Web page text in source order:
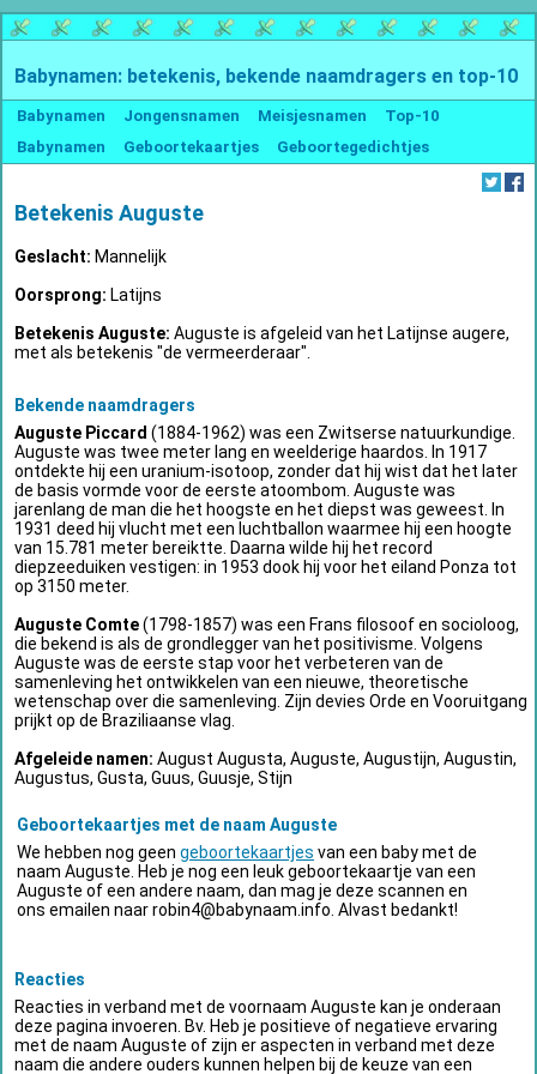
Babynamen: betekenis, bekende naamdragers en top-10
Babynamen Jongensnamen Meisjesnamen
Top-10
Babynamen
Geboortekaartjes Geboortegedichtjes
Betekenis Auguste
Geslacht: Mannelijk
Oorsprong: Latijns
Betekenis Auguste: Auguste is afgeleid van het Latijnse augere,
met als betekenis "de vermeerderaar".
Bekende naamdragers
Auguste Piccard (1884-1962) was een Zwitserse natuurkundige.
Auguste was twee meter lang en weelderige haardos. In 1917
ontdekte hij een uranium-isotoop, zonder dat hij wist dat het later
de basis vormde voor de eerste atoombom. Auguste was
jarenlang de man die het hoogste en het diepst was geweest. In
1931 deed hij vlucht met een luchtballon waarmee hij een hoogte
van 15.781 meter bereiktte. Daarna wilde hij het record
diepzeeduiken vestigen: in 1953 dook hij voor het eiland Ponza tot
op 3150 meter.
Auguste Comte(1798-1857) was een Frans filosoof en socioloog,
die bekend is als de grondlegger van het positivisme. Volgens
Auguste was de eerste stap voor het verbeteren van de
samenleving het ontwikkelen van een nieuwe, theoretische
wetenschap over die samenleving. Zijn devies Orde en Vooruitgang
prijkt op de Braziliaanse vlag.
Afgeleide namen: August Augusta, Auguste, Augustijn, Augustin,
Augustus, Gusta, Guus, Guusje, Stijn
Geboortekaartjes met de naam Auguste
We hebben nog geen geboortekaartjes van een baby met de
naam Auguste. Heb je nog een leuk geboortekaartje van een
Auguste of een andere naam, dan mag je deze scannen en
ons emailen naarrobin4@babynaam.info . Alvast bedankt!
Reacties
Reacties in verband met de voornaam Auguste kan je onderaan
deze pagina invoeren. Bv. Heb je positieve of negatieve ervaring
met de naam Auguste of zijn er aspecten in verband met deze
naam die andere ouders kunnen helpen bij de keuze van een